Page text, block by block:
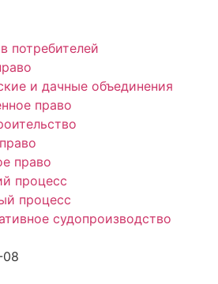
потребителей
и дачные объединения
право
право
процесс
процесс
судопроизводство